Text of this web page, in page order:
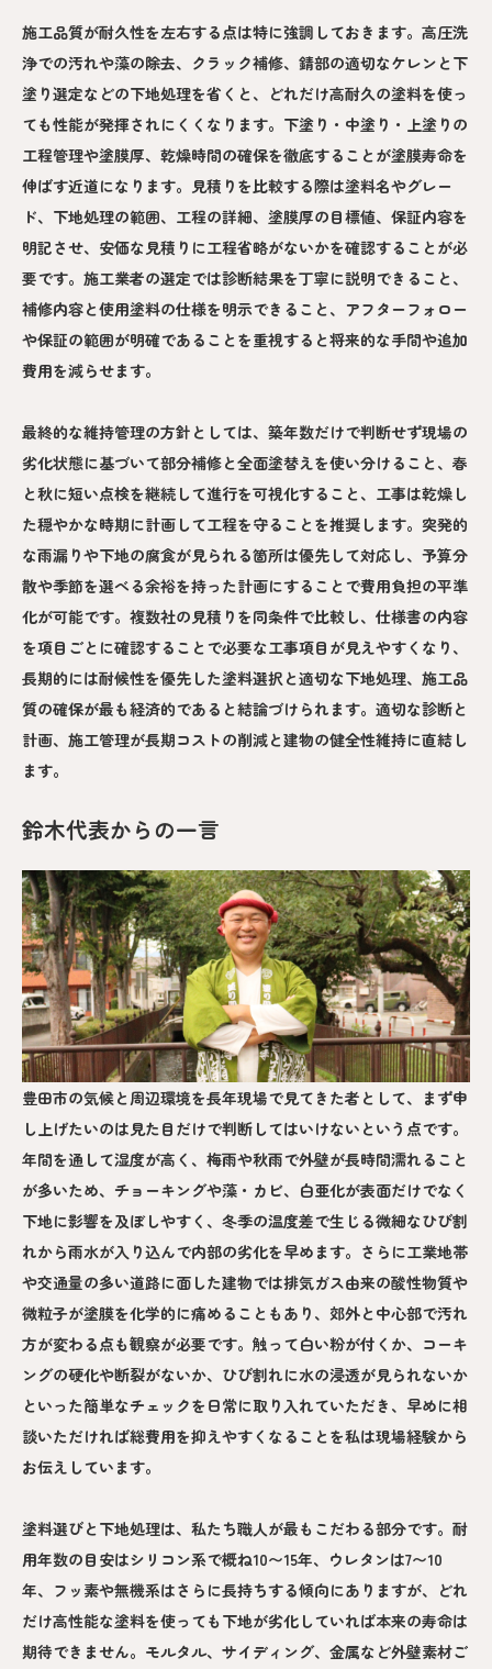
施工品質が耐久性を左右する点は特に強調しておきます。高圧洗
浄での汚れや藻の除去、クラック補修、錆部の適切なケレンと下
塗り選定などの下地処理を省くと、どれだけ高耐久の塗料を使っ
ても性能が発揮されにくくなります。下塗り・中塗り・上塗りの
工程管理や塗膜厚、乾燥時間の確保を徹底することが塗膜寿命を
伸ばす近道になります。見積りを比較する際は塗料名やグレー
ド、下地処理の範囲、工程の詳細、塗膜厚の目標値、保証内容を
明記させ、安価な見積りに工程省略がないかを確認することが必
要です。施工業者の選定では診断結果を丁寧に説明できること、
補修内容と使用塗料の仕様を明示できること、アフターフォロー
や保証の範囲が明確であることを重視すると将来的な手間や追加
費用を減らせます。
最終的な維持管理の方針としては、築年数だけで判断せず現場の
劣化状態に基づいて部分補修と全面塗替えを使い分けること、春
と秋に短い点検を継続して進行を可視化すること、工事は乾燥し
た穏やかな時期に計画して工程を守ることを推奨します。突発的
な雨漏りや下地の腐食が見られる箇所は優先して対応し、予算分
散や季節を選べる余裕を持った計画にすることで費用負担の平準
化が可能です。複数社の見積りを同条件で比較し、仕様書の内容
を項目ごとに確認することで必要な工事項目が見えやすくなり、
長期的には耐候性を優先した塗料選択と適切な下地処理、施工品
質の確保が最も経済的であると結論づけられます。適切な診断と
計画、施工管理が長期コストの削減と建物の健全性維持に直結し
ます。
鈴木代表からの一言
豊田市の気候と周辺環境を長年現場で見てきた者として、まず申
し上げたいのは見た目だけで判断してはいけないという点です。
年間を通して湿度が高く、梅雨や秋雨で外壁が長時間濡れること
が多いため、チョーキングや藻・カビ、白亜化が表面だけでなく
下地に影響を及ぼしやすく、冬季の温度差で生じる微細なひび割
れから雨水が入り込んで内部の劣化を早めます。さらに工業地帯
や交通量の多い道路に面した建物では排気ガス由来の酸性物質や
微粒子が塗膜を化学的に痛めることもあり、郊外と中心部で汚れ
方が変わる点も観察が必要です。触って白い粉が付くか、コーキ
ングの硬化や断裂がないか、ひび割れに水の浸透が見られないか
といった簡単なチェックを日常に取り入れていただき、早めに相
談いただければ総費用を抑えやすくなることを私は現場経験から
お伝えしています。
塗料選びと下地処理は、私たち職人が最もこだわる部分です。耐
用年数の目安はシリコン系で概ね10〜15年、ウレタンは7〜10
年、フッ素や無機系はさらに長持ちする傾向にありますが、どれ
だけ高性能な塗料を使っても下地が劣化していれば本来の寿命は
期待できません。モルタル、サイディング、金属など外壁素材ご